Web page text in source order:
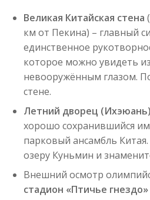
Великая Китайская стена
км от Пекина) – главный
единственное
которое можно увидеть
невооружённым глазом.
стене.
Летний дворец (Ихэюань)
хорошо сохранившийся
парковый ансамбль
озеру Куньмин и
Внешний осмотр
стадион «Птичье